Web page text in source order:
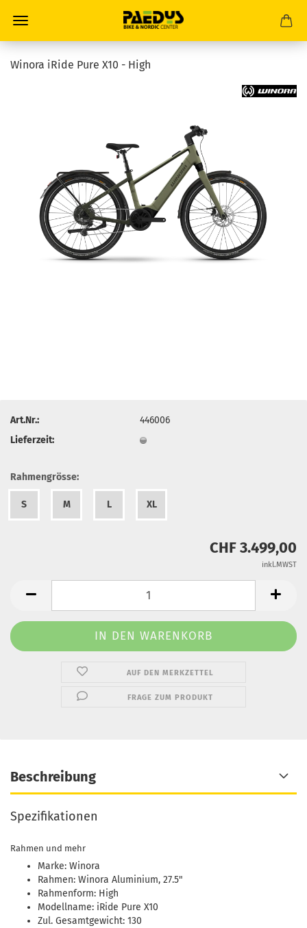
Winora iRide Pure X10 - High
Art.Nr.:
446006
Lieferzeit:
Rahmengrösse:
S M L XL
CHF 3.499,00
inkl.MWST
AUF DEN MERKZETTEL
FRAGE ZUM PRODUKT
Beschreibung
Spezifikationen
Rahmen und mehr
Marke: Winora
Rahmen: Winora Aluminium, 27.5"
Rahmenform: High
Modellname: iRide Pure X10
Zul. Gesamtgewicht: 130